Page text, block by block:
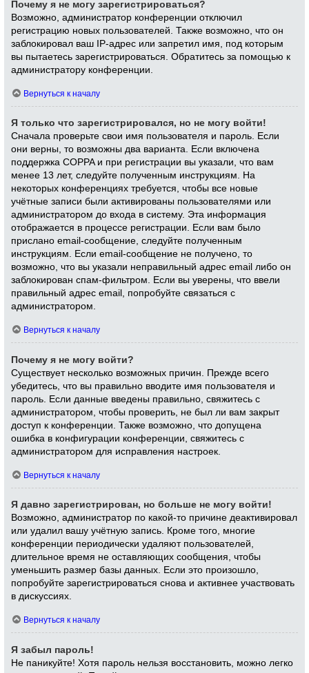
Почему я не могу зарегистрироваться?
Возможно, администратор конференции отключил
регистрацию новых пользователей. Также возможно, что он
заблокировал ваш IP-адрес или запретил имя, под которым
вы пытаетесь зарегистрироваться. Обратитесь за помощью к
администратору конференции.
Вернуться к началу
Я только что зарегистрировался, но не могу войти!
Сначала проверьте свои имя пользователя и пароль. Если
они верны, то возможны два варианта. Если включена
поддержка COPPA и при регистрации вы указали, что вам
менее 13 лет, следуйте полученным инструкциям. На
некоторых конференциях требуется, чтобы все новые
учётные записи были активированы пользователями или
администратором до входа в систему. Эта информация
отображается в процессе регистрации. Если вам было
прислано email-сообщение, следуйте полученным
инструкциям. Если email-сообщение не получено, то
возможно, что вы указали неправильный адрес email либо он
заблокирован спам-фильтром. Если вы уверены, что ввели
правильный адрес email, попробуйте связаться с
администратором.
Вернуться к началу
Почему я не могу войти?
Существует несколько возможных причин. Прежде всего
убедитесь, что вы правильно вводите имя пользователя и
пароль. Если данные введены правильно, свяжитесь с
администратором, чтобы проверить, не был ли вам закрыт
доступ к конференции. Также возможно, что допущена
ошибка в конфигурации конференции, свяжитесь с
администратором для исправления настроек.
Вернуться к началу
Я давно зарегистрирован, но больше не могу войти!
Возможно, администратор по какой-то причине деактивировал
или удалил вашу учётную запись. Кроме того, многие
конференции периодически удаляют пользователей,
длительное время не оставляющих сообщения, чтобы
уменьшить размер базы данных. Если это произошло,
попробуйте зарегистрироваться снова и активнее участвовать
в дискуссиях.
Вернуться к началу
Я забыл пароль!
Не паникуйте! Хотя пароль нельзя восстановить, можно легко